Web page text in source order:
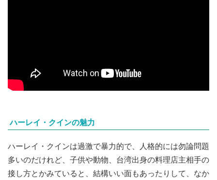
ハーレイ・クインの魅力
ハーレイ・クインは過激で暴力的で、人格的には勿論問題
多いのだけれど、子供や動物、台湾出身の料理店主相手の
接し方とかみていると、結構いい面もあったりして、なか